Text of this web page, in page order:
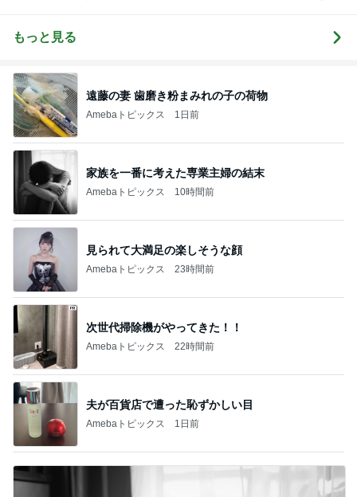
もっと見る
遠藤の妻 歯磨き粉まみれの子の荷物
Amebaトピックス 1日前
家族を一番に考えた専業主婦の結末
Amebaトピックス 10時間前
見られて大満足の楽しそうな顔
Amebaトピックス 23時間前
次世代掃除機がやってきた！！
Amebaトピックス 22時間前
夫が百貨店で遭った恥ずかしい目
Amebaトピックス 1日前